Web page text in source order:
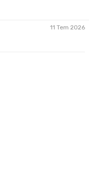
11 Tem 2026